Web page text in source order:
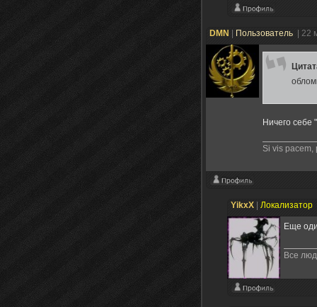
DMN Пользователь | 22
Ничего
Si vis pacem,
YikxX Локализатор
Еще
Все